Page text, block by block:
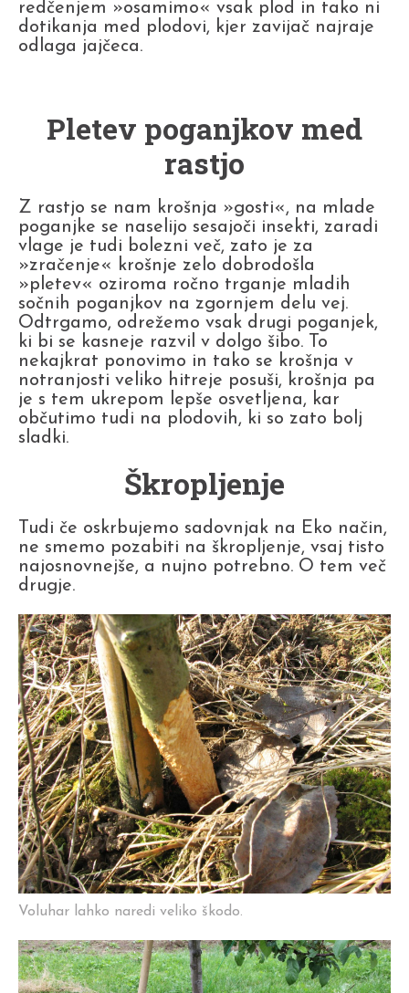
redčenjem »osamimo« vsak plod in tako ni
dotikanja med plodovi, kjer zavijač najraje
odlaga jajčeca.
Pletev poganjkov med
rastjo
Z rastjo se nam krošnja »gosti«, na mlade
poganjke se naselijo sesajoči insekti, zaradi
vlage je tudi bolezni več, zato je za
»zračenje« krošnje zelo dobrodošla
»pletev« oziroma ročno trganje mladih
sočnih poganjkov na zgornjem delu vej.
Odtrgamo, odrežemo vsak drugi poganjek,
ki bi se kasneje razvil v dolgo šibo. To
nekajkrat ponovimo in tako se krošnja v
notranjosti veliko hitreje posuši, krošnja pa
je s tem ukrepom lepše osvetljena, kar
občutimo tudi na plodovih, ki so zato bolj
sladki.
Škropljenje
Tudi če oskrbujemo sadovnjak na Eko način,
ne smemo pozabiti na škropljenje, vsaj tisto
najosnovnejše, a nujno potrebno. O tem več
drugje.
Voluhar lahko naredi veliko škodo.